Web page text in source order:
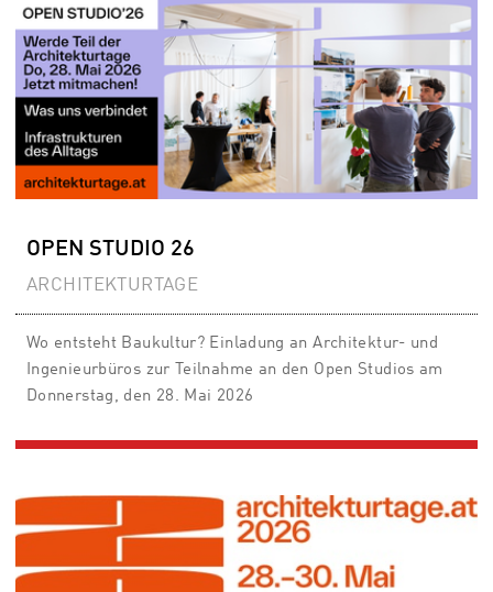
OPEN STUDIO 26
ARCHITEKTURTAGE
Wo entsteht Baukultur? Einladung an Architektur- und
Ingenieurbüros zur Teilnahme an den Open Studios am
Donnerstag, den 28. Mai 2026